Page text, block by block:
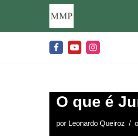
O que é
por Leonardo Queiroz